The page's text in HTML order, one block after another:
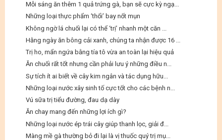
Mỗi sáng ăn thêm 1 quả trứng gà, bạn sẽ cực kỳ ngạ...
Những loại thực phẩm ‘thổi’ bay nốt mụn
Không ngờ lá chuối lại có thể ‘trị’ nhanh một căn ...
Hằng ngày ăn bông cải xanh, chúng ta nhận được 16 ...
Trị ho, mẩn ngứa bằng tía tô vừa an toàn lại hiệu quả
Ăn chuối rất tốt nhưng cần phải lưu ý những điều n...
Sự tích ít ai biết về cây kim ngân và tác dụng hữu...
Những loại nước xây sinh tố cực tốt cho các bệnh n...
Vú sữa trị tiểu đường, đau dạ dày
Ăn chay mang đến những lợi ích gì?
Những loại nước ép trái cây giúp thanh lọc, giải đ...
Màng mề gà thường bỏ đi lại là vị thuốc quý trị mụ...